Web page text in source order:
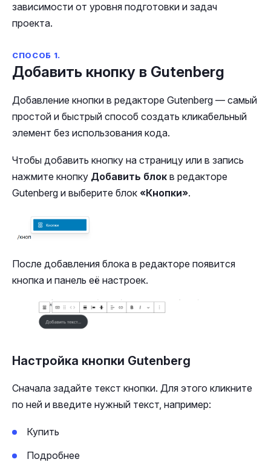
зависимости от уровня подготовки и задач
проекта.
СПОСОБ 1.
Добавить кнопку в Gutenberg
Добавление кнопки в редакторе Gutenberg — самый
простой и быстрый способ создать кликабельный
элемент без использования кода.
Чтобы добавить кнопку на страницу или в запись
нажмите кнопку Добавить блок в редакторе
Gutenberg и выберите блок «Кнопки».
После добавления блока в редакторе появится
кнопка и панель её настроек.
Настройка кнопки Gutenberg
Сначала задайте текст кнопки. Для этого кликните
по ней и введите нужный текст, например:
Купить
Подробнее